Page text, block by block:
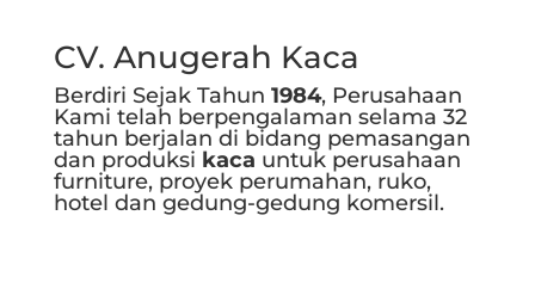
CV. Anugerah Kaca
Berdiri Sejak Tahun 1984, Perusahaan
Kami telah berpengalaman selama 32
tahun berjalan di bidang pemasangan
dan produksi kaca untuk perusahaan
furniture, proyek perumahan, ruko,
hotel dan gedung-gedung komersil.